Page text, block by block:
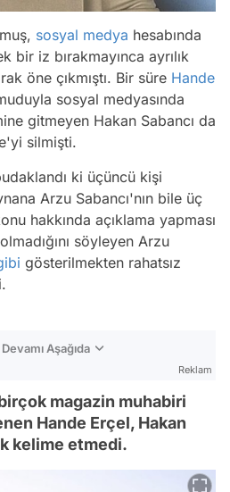
sosyal medya hesabında
bir iz bırakmayınca ayrılık
öne çıkmıştı. Bir süre Hande
sosyal medyasında
gitmeyen Hakan Sabancı da
silmişti.
ki üçüncü kişi
Arzu Sabancı'nın bile üç
hakkında açıklama yapması
söyleyen Arzu
gösterilmekten rahatsız
Aşağıda
Reklam
magazin muhabiri
Hande Erçel, Hakan
kelime etmedi.